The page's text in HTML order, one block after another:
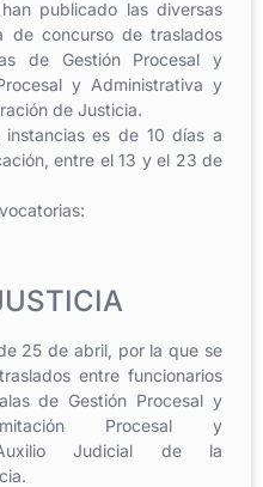
publicado las diversas
de concurso de traslados
de Gestión Procesal y
y Administrativa y
de Justicia.
es de 10 días a
entre el 13 y el 23 de
25 de abril, por la que se
entre funcionarios
de Gestión Procesal y
Procesal y
Judicial de la